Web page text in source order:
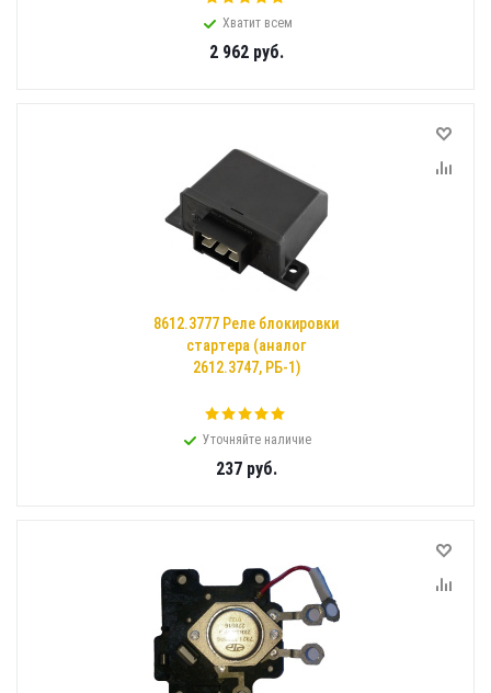
Хватит всем
2 962руб.
8612.3777 Реле блокировки
стартера (аналог
2612.3747, РБ-1)
Уточняйте наличие
237руб.